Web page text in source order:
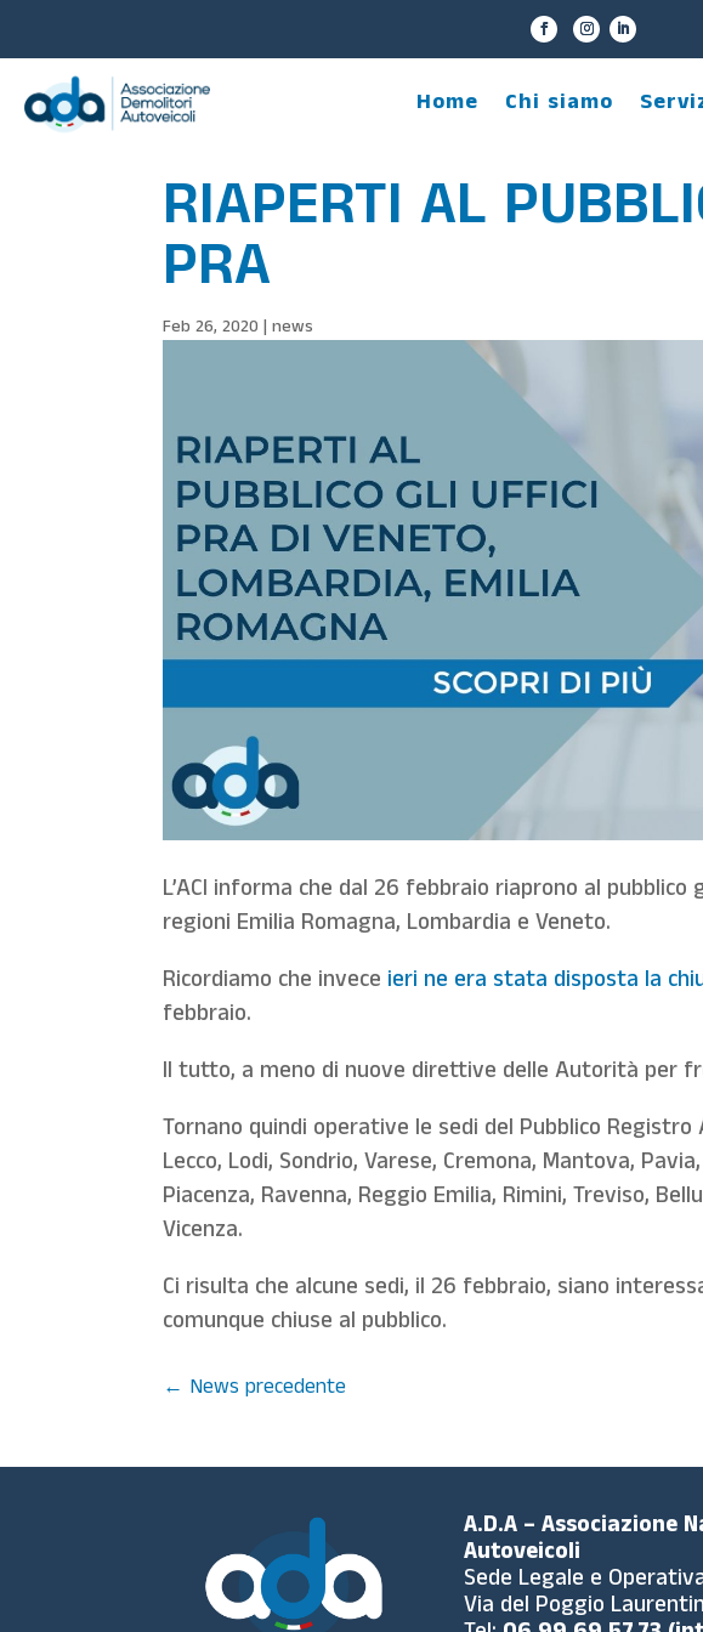
Home Chi siamo
RIAPERTI AL
PRA
Feb 26, 2020 |news
L’ACI informa che dal 26 febbraio riaprono al
regioni Emilia Romagna, Lombardia e Veneto.
Ricordiamo che invece ieri ne era stata disposta la
febbraio.
Il tutto, a meno di nuove direttive delle Autorità per
Tornano quindi operative le sedi del Pubblico
Lecco, Lodi, Sondrio, Varese, Cremona, Mantova,
Piacenza, Ravenna, Reggio Emilia, Rimini, Treviso,
Vicenza.
Ci risulta che alcune sedi, il 26 febbraio, siano
comunque chiuse al pubblico.
← News precedente
A.D.A – Associazione
Autoveicoli
Sede Legale e
Via del Poggio